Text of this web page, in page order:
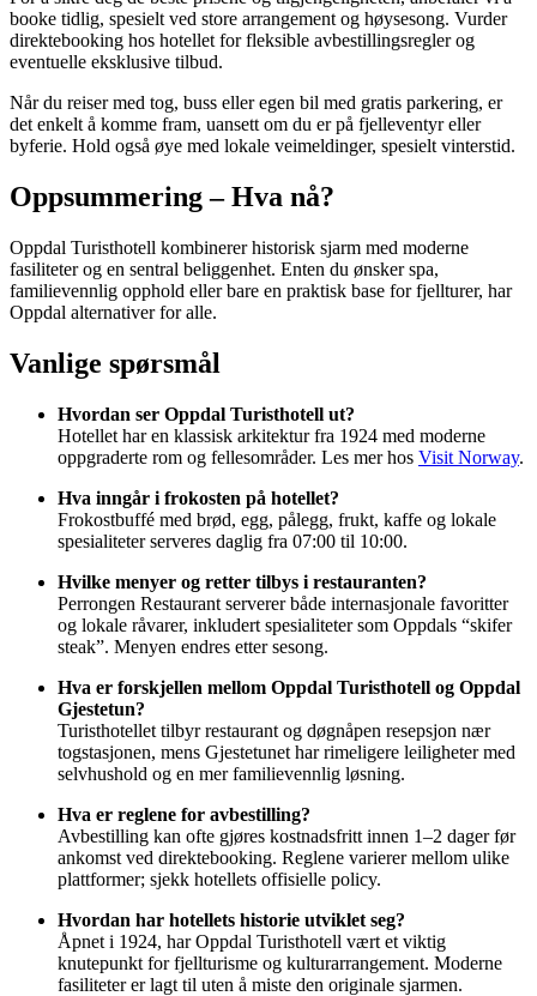
booke tidlig, spesielt ved store arrangement og høysesong. Vurder
direktebooking hos hotellet for fleksible avbestillingsregler og
eventuelle eksklusive tilbud.
Når du reiser med tog, buss eller egen bil med gratis parkering, er
det enkelt å komme fram, uansett om du er på fjelleventyr eller
byferie. Hold også øye med lokale veimeldinger, spesielt vinterstid.
Oppsummering – Hva nå?
Oppdal Turisthotell kombinerer historisk sjarm med moderne
fasiliteter og en sentral beliggenhet. Enten du ønsker spa,
familievennlig opphold eller bare en praktisk base for fjellturer, har
Oppdal alternativer for alle.
Vanlige spørsmål
Hvordan ser Oppdal Turisthotell ut?
Hotellet har en klassisk arkitektur fra 1924 med moderne
oppgraderte rom og fellesområder. Les mer hos Visit Norway.
Hva inngår i frokosten på hotellet?
Frokostbuffé med brød, egg, pålegg, frukt, kaffe og lokale
spesialiteter serveres daglig fra 07:00 til 10:00.
Hvilke menyer og retter tilbys i restauranten?
Perrongen Restaurant serverer både internasjonale favoritter
og lokale råvarer, inkludert spesialiteter som Oppdals “skifer
steak”. Menyen endres etter sesong.
Hva er forskjellen mellom Oppdal Turisthotell og Oppdal
Gjestetun?
Turisthotellet tilbyr restaurant og døgnåpen resepsjon nær
togstasjonen, mens Gjestetunet har rimeligere leiligheter med
selvhushold og en mer familievennlig løsning.
Hva er reglene for avbestilling?
Avbestilling kan ofte gjøres kostnadsfritt innen 1–2 dager før
ankomst ved direktebooking. Reglene varierer mellom ulike
plattformer; sjekk hotellets offisielle policy.
Hvordan har hotellets historie utviklet seg?
Åpnet i 1924, har Oppdal Turisthotell vært et viktig
knutepunkt for fjellturisme og kulturarrangement. Moderne
fasiliteter er lagt til uten å miste den originale sjarmen.